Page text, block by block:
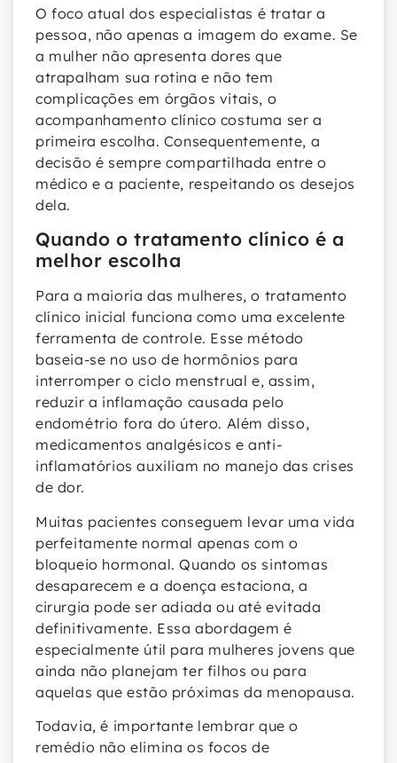
O foco atual dos especialistas é tratar a
pessoa, não apenas a imagem do exame. Se
a mulher não apresenta dores que
atrapalham sua rotina e não tem
complicações em órgãos vitais, o
acompanhamento clínico costuma ser a
primeira escolha. Consequentemente, a
decisão é sempre compartilhada entre o
médico e a paciente, respeitando os desejos
dela.
Quando o tratamento clínico é a
melhor escolha
Para a maioria das mulheres, o tratamento
clínico inicial funciona como uma excelente
ferramenta de controle. Esse método
baseia-se no uso de hormônios para
interromper o ciclo menstrual e, assim,
reduzir a inflamação causada pelo
endométrio fora do útero. Além disso,
medicamentos analgésicos e anti-
inflamatórios auxiliam no manejo das crises
de dor.
Muitas pacientes conseguem levar uma vida
perfeitamente normal apenas com o
bloqueio hormonal. Quando os sintomas
desaparecem e a doença estaciona, a
cirurgia pode ser adiada ou até evitada
definitivamente. Essa abordagem é
especialmente útil para mulheres jovens que
ainda não planejam ter filhos ou para
aquelas que estão próximas da menopausa.
Todavia, é importante lembrar que o
remédio não elimina os focos de